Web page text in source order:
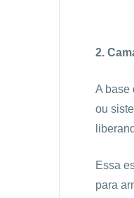
2.
A base
ou
Essa
para